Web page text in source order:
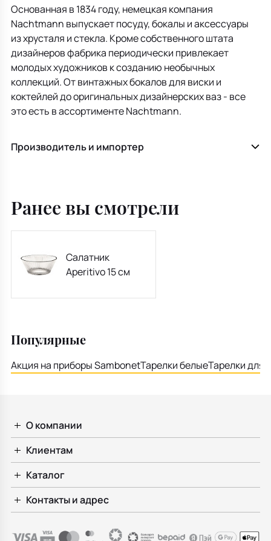
Основанная в 1834 году, немецкая компания
Nachtmann выпускает посуду, бокалы и аксессуары
из хрусталя и стекла. Кроме собственного штата
дизайнеров фабрика периодически привлекает
молодых художников к созданию необычных
коллекций. От винтажных бокалов для виски и
коктейлей до оригинальных дизайнерских ваз - все
это есть в ассортименте Nachtmann.
Производитель и импортер
Ранее вы смотрели
Салатник
Aperitivo 15 см
Популярные
Акция на приборы SambonetТарелки белыеТарелки для
О компании
Клиентам
Каталог
Контакты и адрес